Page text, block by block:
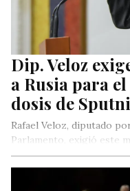
Dip. Veloz
a Rusia para
dosis de
Rafael Veloz, diputado
Parlamento, exigió este
informar al país…